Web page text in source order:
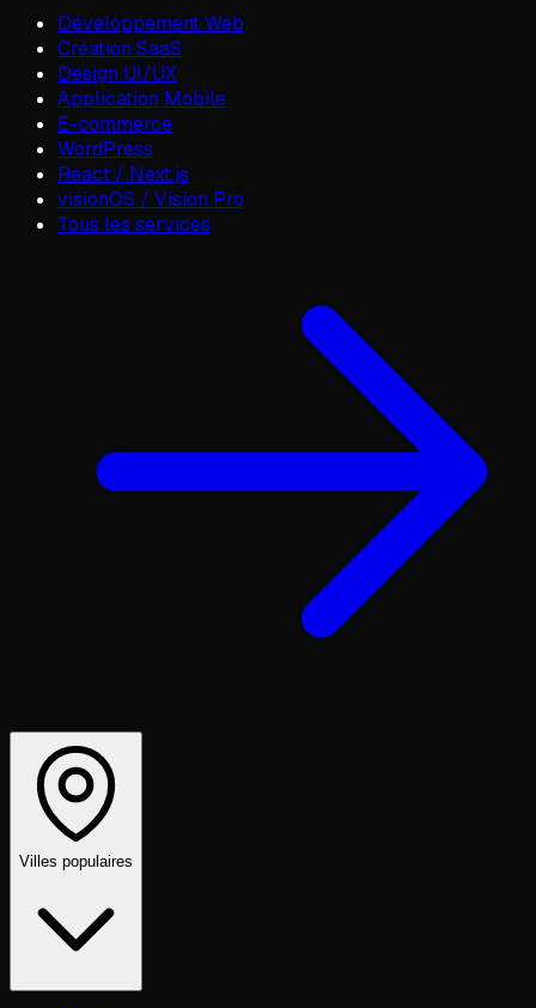
Développement Web
Création SaaS
Design UI/UX
Application Mobile
E-commerce
WordPress
React / Next.js
visionOS / Vision Pro
Tous les services
Villes populaires